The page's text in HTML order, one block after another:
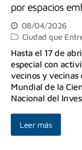
por espacios
08/04/2026
Ciudad que
Hasta el 17 de
especial con
vecinos y vecinas
Mundial de la
Nacional del
Leer más